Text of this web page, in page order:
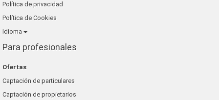
Política de privacidad
Política de Cookies
Idioma
Para profesionales
Ofertas
Captación de particulares
Captación de propietarios